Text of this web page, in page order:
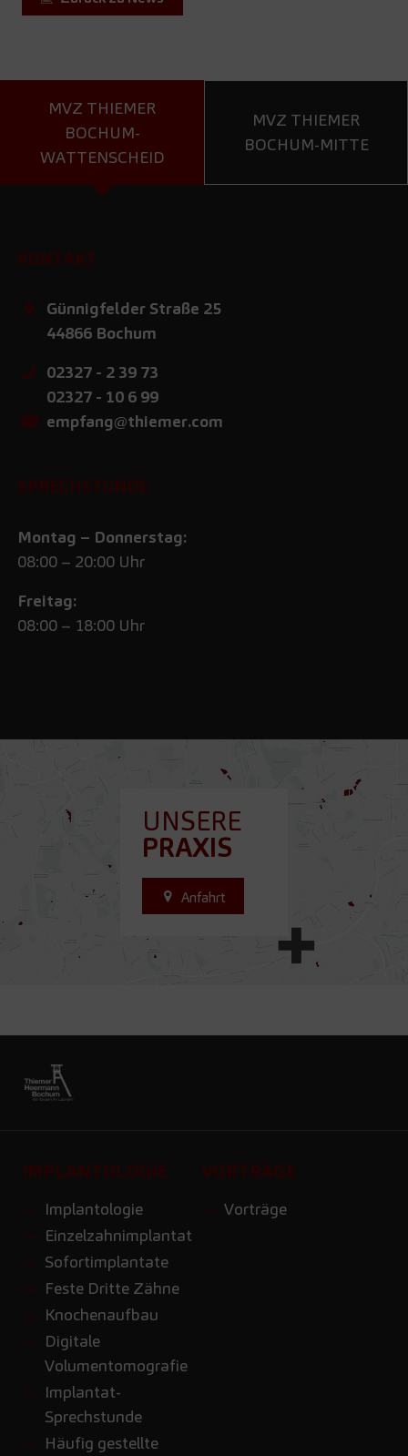
UNSERE
PRAXIS
Anfahrt
MVZ THIEMER
BOCHUM-
WATTENSCHEID
MVZ THIEMER
BOCHUM-MITTE
KONTAKT
Günnigfelder Straße 25
44866 Bochum
02327 - 2 39 73
02327 - 10 6 99
empfang@thiemer.com
SPRECHSTUNDE
Montag – Donnerstag:
08:00 – 20:00 Uhr
Freitag:
08:00 – 18:00 Uhr
IMPLANTOLOGIE
Implantologie
Einzelzahnimplantat
Sofortimplantate
Feste Dritte Zähne
Knochenaufbau
Digitale
Volumentomografie
Implantat-
Sprechstunde
Häufig gestellte
VORTRÄGE
Vorträge